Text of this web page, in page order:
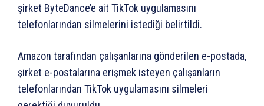
şirket ByteDance’e ait TikTok uygulamasını
telefonlarından silmelerini istediği belirtildi.
Amazon tarafından çalışanlarına gönderilen e-postada,
şirket e-postalarına erişmek isteyen çalışanların
telefonlarından TikTok uygulamasını silmeleri